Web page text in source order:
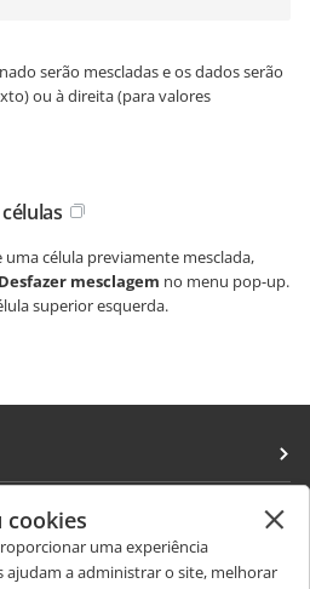
serão mescladas e os dados serão
ou à direita (para valores
uma célula previamente mesclada,
Desfazer mesclagem no menu pop-up.
superior esquerda.
cookies
uma experiência
ajudam a administrar o site, melhorar